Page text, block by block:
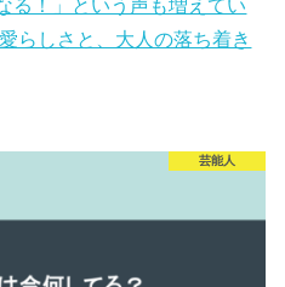
る！」という声も増えてい
らしさと、大人の落ち着き
芸能人